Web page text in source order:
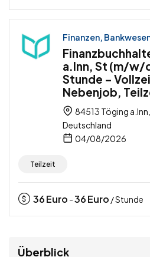
Finanzen,
a.Inn, St (m/w/
Stunde –
Nebenjob,
84513 Töging
Deutschland
04/08/2026
Teilzeit
36Euro -36Euro / Stunde
Überblick